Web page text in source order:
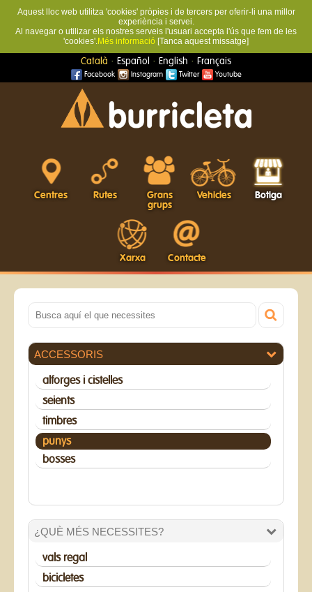
Aquest lloc web utilitza 'cookies' pròpies i de tercers per oferir-li una millor
experiència i servei.
Al navegar o utilizar els nostres serveis l'usuari accepta l'ús que fem de les
'cookies'.Més informació [Tanca aquest missatge]
Català · Español · English · Français
Facebook Instagram Twitter Youtube
Centres Rutes
Grans
grups
Vehicles Botiga
Xarxa Contacte
ACCESSORIS
alforges i cistelles
seients
timbres
punys
bosses
¿QUÈ MÉS NECESSITES?
vals regal
bicicletes